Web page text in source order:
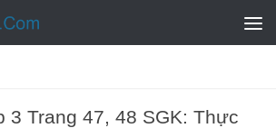
3 Trang 47, 48 SGK: Thực